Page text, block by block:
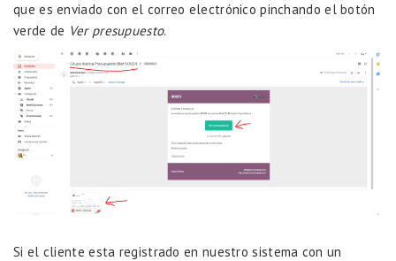
que es enviado con el correo electrónico pinchando el botón
verde de Ver presupuesto.
Si el cliente esta registrado en nuestro sistema con un